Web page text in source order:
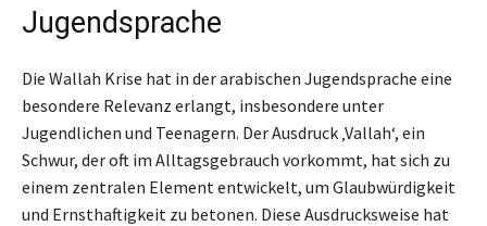
Jugendsprache
Die Wallah Krise hat in der arabischen Jugendsprache eine
besondere Relevanz erlangt, insbesondere unter
Jugendlichen und Teenagern. Der Ausdruck ‚Vallah‘, ein
Schwur, der oft im Alltagsgebrauch vorkommt, hat sich zu
einem zentralen Element entwickelt, um Glaubwürdigkeit
und Ernsthaftigkeit zu betonen. Diese Ausdrucksweise hat